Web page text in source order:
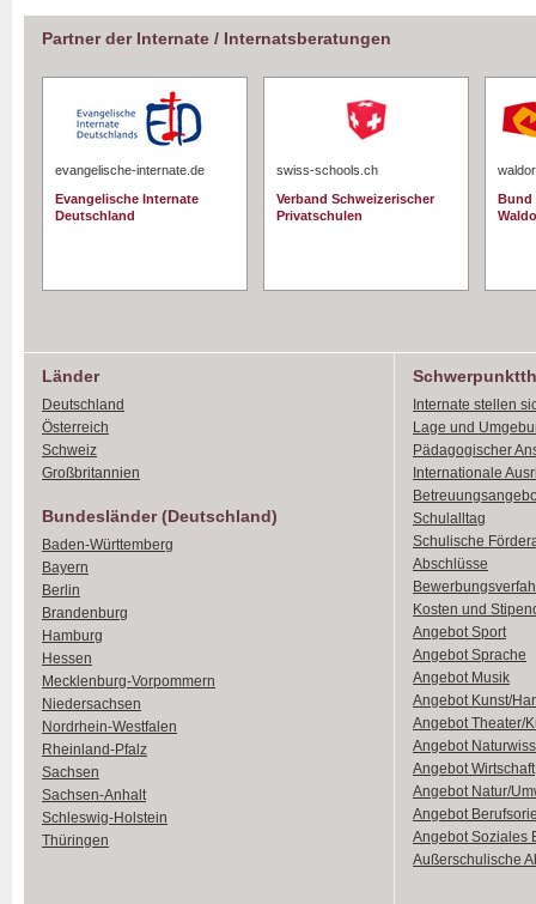
Partner der Internate / Internatsberatungen
evangelische-internate.de
Evangelische Internate
Deutschland
swiss-schools.ch
Verband Schweizerischer
Privatschulen
Bund
Länder
Deutschland
Österreich
Schweiz
Großbritannien
Bundesländer (Deutschland)
Baden-Württemberg
Bayern
Berlin
Brandenburg
Hamburg
Hessen
Mecklenburg-Vorpommern
Niedersachsen
Nordrhein-Westfalen
Rheinland-Pfalz
Sachsen
Sachsen-Anhalt
Schleswig-Holstein
Thüringen
Internate stellen
Lage und
Pädagogischer
Internationale
Schulalltag
Schulische
Abschlüsse
Kosten und
Angebot Sport
Angebot Sprache
Angebot Musik
Angebot Kunst/
Angebot Theater/
Angebot
Angebot Wirtschaft
Angebot Natur/
Angebot
Angebot Soziales
Außerschulische